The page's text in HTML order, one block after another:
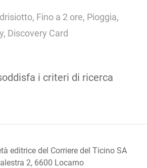
Fino a 2 ore, Pioggia,
Discovery Card
i criteri di ricerca
editrice del Corriere del Ticino SA
2, 6600 Locarno